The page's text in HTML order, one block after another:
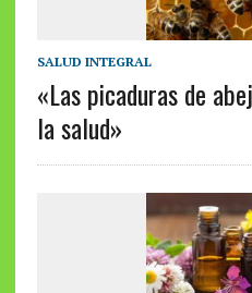
SALUD INTEGRAL
«Las picaduras de
la salud»